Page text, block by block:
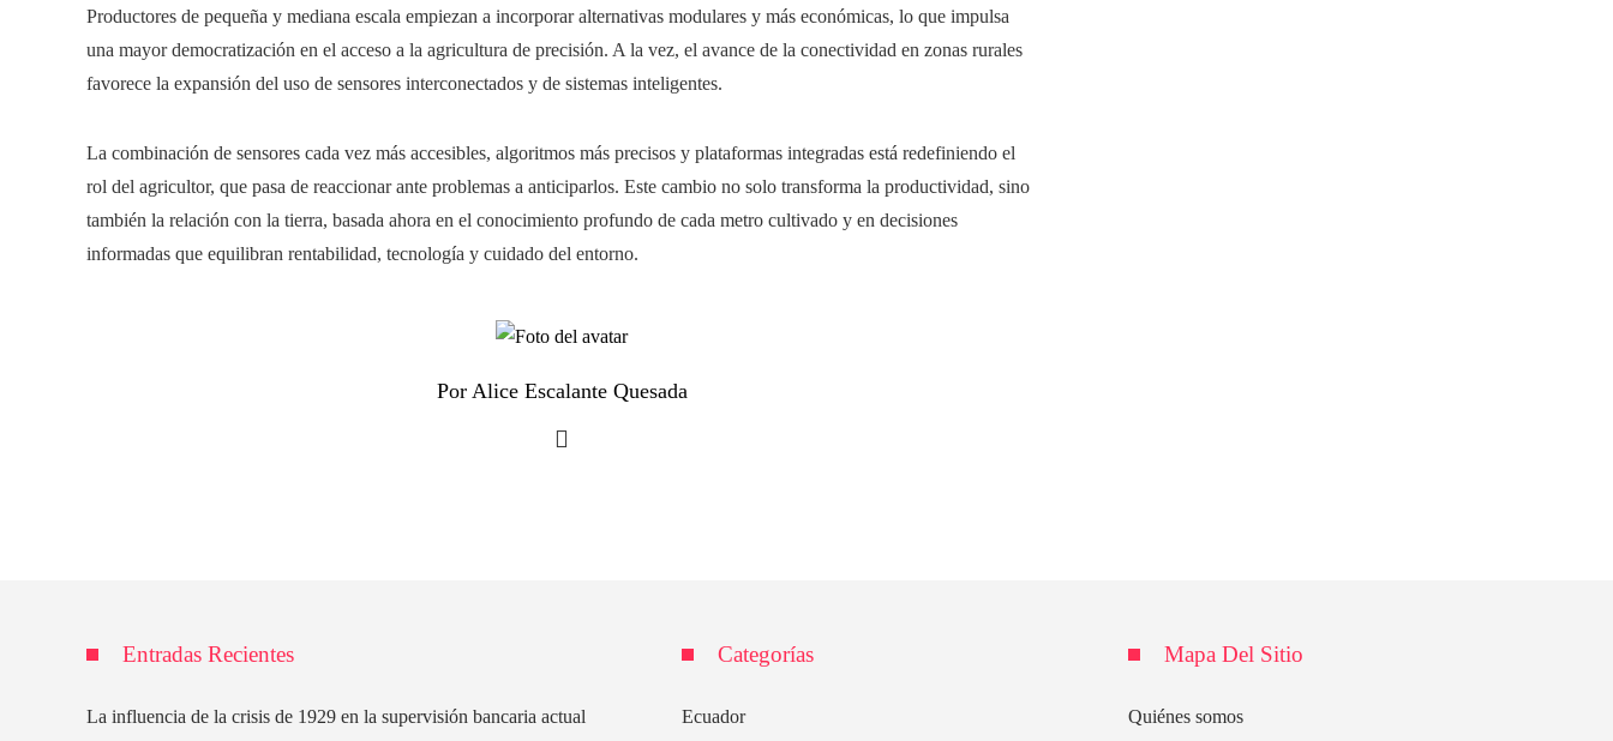
Productores de pequeña y mediana escala empiezan a incorporar alternativas modulares y más económicas, lo que impulsa
una mayor democratización en el acceso a la agricultura de precisión. A la vez, el avance de la conectividad en zonas rurales
favorece la expansión del uso de sensores interconectados y de sistemas inteligentes.
La combinación de sensores cada vez más accesibles, algoritmos más precisos y plataformas integradas está redefiniendo el
rol del agricultor, que pasa de reaccionar ante problemas a anticiparlos. Este cambio no solo transforma la productividad, sino
también la relación con la tierra, basada ahora en el conocimiento profundo de cada metro cultivado y en decisiones
informadas que equilibran rentabilidad, tecnología y cuidado del entorno.
Por Alice Escalante Quesada
Entradas Recientes
La influencia de la crisis de 1929 en la supervisión bancaria actual
Categorías
Ecuador
Mapa Del Sitio
Quiénes somos